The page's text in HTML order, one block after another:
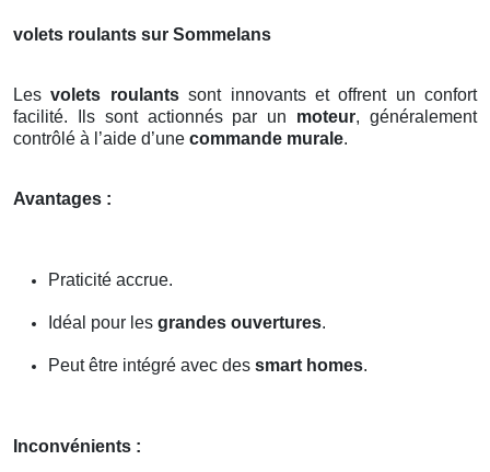
volets roulants sur Sommelans
Lesvolets roulantssont innovants et offrent un confort
facilité. Ils sont actionnés par un moteur, généralement
contrôlé à l’aide d’une commande murale.
Avantages :
Praticité accrue.
Idéal pour les grandes ouvertures.
Peut être intégré avec des smart homes.
Inconvénients :